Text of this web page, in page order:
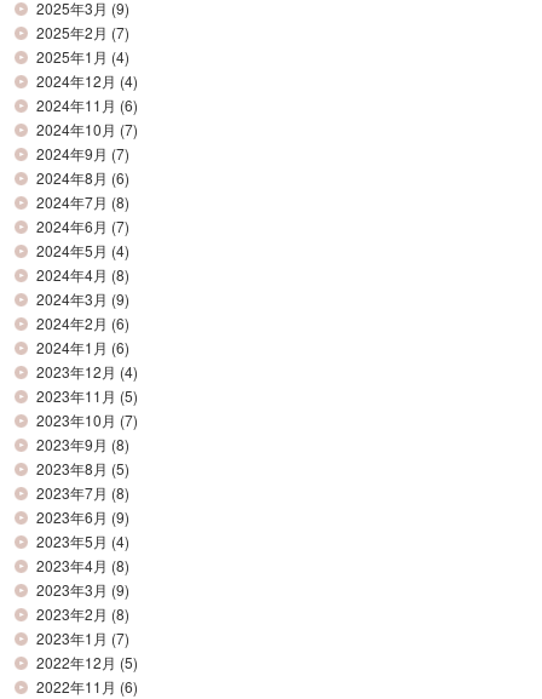
2025年3月 (9)
2025年2月 (7)
2025年1月 (4)
2024年12月 (4)
2024年11月 (6)
2024年10月 (7)
2024年9月 (7)
2024年8月 (6)
2024年7月 (8)
2024年6月 (7)
2024年5月 (4)
2024年4月 (8)
2024年3月 (9)
2024年2月 (6)
2024年1月 (6)
2023年12月 (4)
2023年11月 (5)
2023年10月 (7)
2023年9月 (8)
2023年8月 (5)
2023年7月 (8)
2023年6月 (9)
2023年5月 (4)
2023年4月 (8)
2023年3月 (9)
2023年2月 (8)
2023年1月 (7)
2022年12月 (5)
2022年11月 (6)